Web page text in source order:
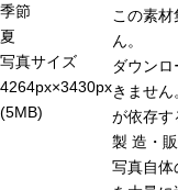
季節
夏
写真サイズ
4264px×3430px
(5MB)
この素
ん。
ダウン
きませ
が依存す
製 造・
写真自体